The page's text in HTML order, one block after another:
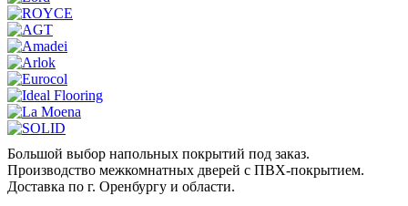
Большой выбор напольных покрытий под заказ.
Производство межкомнатных дверей с ПВХ-покрытием.
Доставка по г. Оренбургу и области.